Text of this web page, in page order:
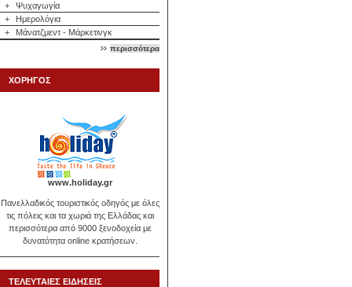
+
Ψυχαγωγία
+
Ημερολόγια
+
Μάνατζμεντ - Μάρκετινγκ
περισσότερα
ΧΟΡΗΓΟΣ
www.holiday.gr
Πανελλαδικός τουριστικός οδηγός με όλες
τις πόλεις και τα χωριά της Ελλάδας και
περισσότερα από 9000 ξενοδοχεία με
δυνατότητα online κρατήσεων.
ΤΕΛΕΥΤΑΙΕΣ ΕΙΔΗΣΕΙΣ